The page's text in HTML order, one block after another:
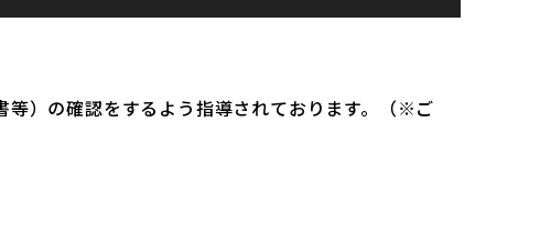
）の確認をするよう指導されております。（※ご